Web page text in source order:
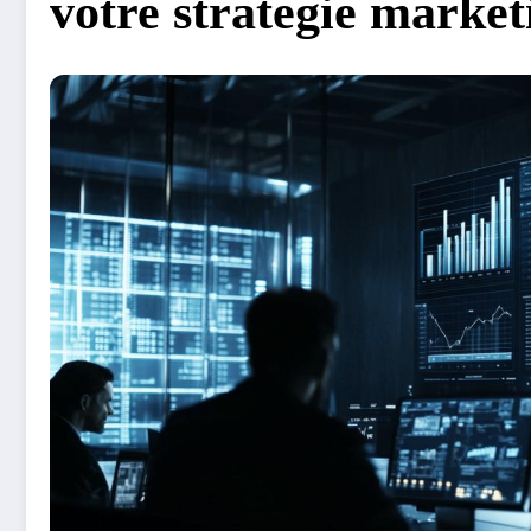
votre strategie